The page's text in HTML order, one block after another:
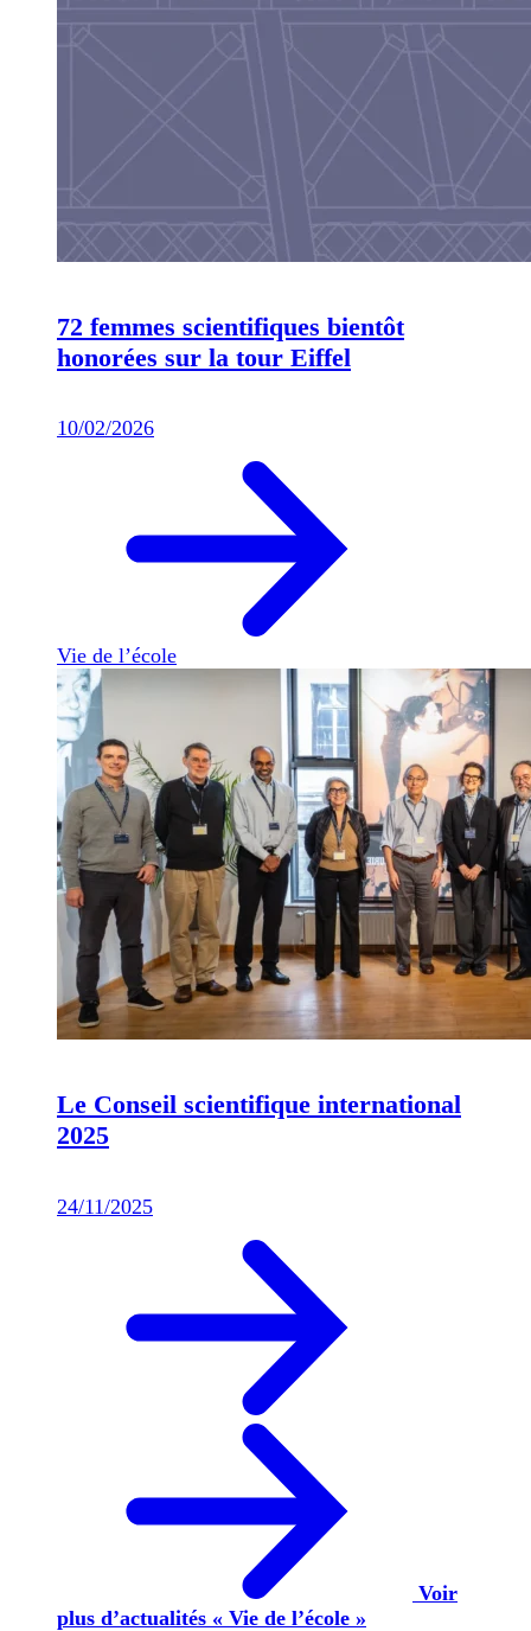
72 femmes scientifiques bientôt
honorées sur la tour Eiffel
10/02/2026
Vie de l’école
Le Conseil scientifique international
2025
24/11/2025
Voir
plus d’actualités « Vie de l’école »